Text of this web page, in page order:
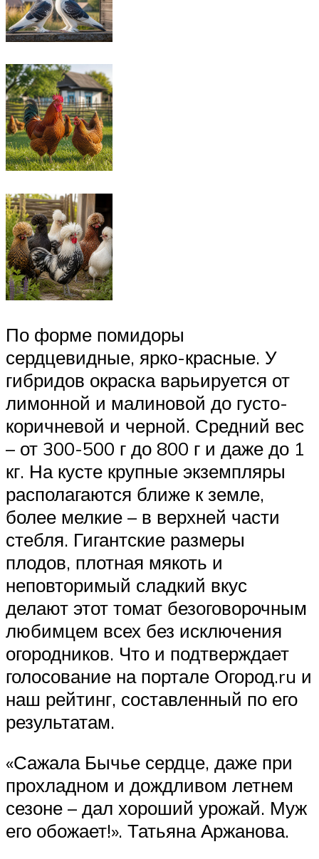
По форме помидоры
сердцевидные, ярко-красные. У
гибридов окраска варьируется от
лимонной и малиновой до густо-
коричневой и черной. Средний вес
– от 300-500 г до 800 г и даже до 1
кг. На кусте крупные экземпляры
располагаются ближе к земле,
более мелкие – в верхней части
стебля. Гигантские размеры
плодов, плотная мякоть и
неповторимый сладкий вкус
делают этот томат безоговорочным
любимцем всех без исключения
огородников. Что и подтверждает
голосование на портале Огород.ru и
наш рейтинг, составленный по его
результатам.
«Сажала Бычье сердце, даже при
прохладном и дождливом летнем
сезоне – дал хороший урожай. Муж
его обожает!». Татьяна Аржанова.